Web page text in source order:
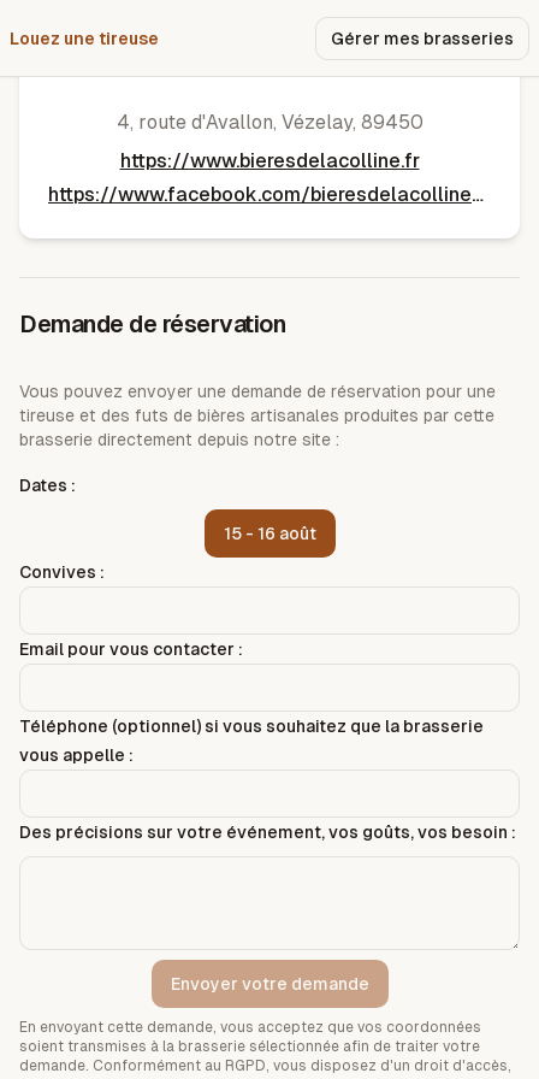
Louez une tireuse Gérer mes brasseries
Bières de la Colline
4, route d'Avallon, Vézelay, 89450
https://www.bieresdelacolline.fr
https://www.facebook.com/bieresdelacollinevezelay
Demande de réservation
Vous pouvez envoyer une demande de réservation pour une
tireuse et des futs de bières artisanales produites par cette
brasserie directement depuis notre site :
Dates :
15 - 16 août
Convives :
Email pour vous contacter :
Téléphone (optionnel) si vous souhaitez que la brasserie
vous appelle :
Des précisions sur votre événement, vos goûts, vos besoin :
Envoyer votre demande
En envoyant cette demande, vous acceptez que vos coordonnées
soient transmises à la brasserie sélectionnée afin de traiter votre
demande. Conformément au RGPD, vous disposez d'un droit d'accès,